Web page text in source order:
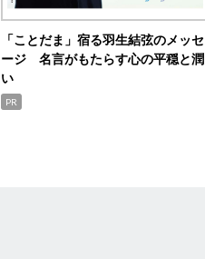
「ことだま」宿る羽生結弦のメッセ
ージ 名言がもたらす心の平穏と潤
い
PR